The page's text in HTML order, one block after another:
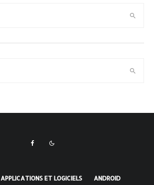
APPLICATIONS ET LOGICIELS ANDROID